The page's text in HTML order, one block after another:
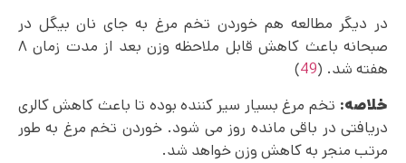
در دیگر مطالعه هم خوردن تخم مرغ به جای نان بیگل در
صبحانه باعث کاهش قابل ملاحظه وزن بعد از مدت زمان ۸
هفته شد. (49
)
خلاصه: تخم مرغ بسیار سیر کننده بوده تا باعث کاهش کالری
دریافتی در باقی مانده روز می شود. خوردن تخم مرغ به طور
مرتب منجر به کاهش وزن خواهد شد.